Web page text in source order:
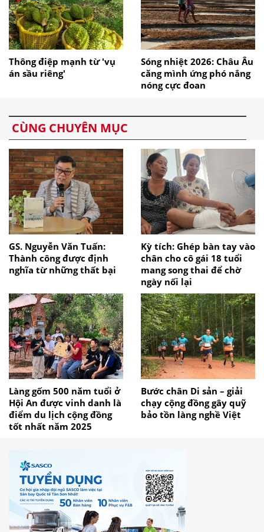
Thông điệp mạnh từ 'vụ
án sầu riêng'
Sóng nhiệt 2026: Châu Âu
căng mình ứng phó nắng
nóng cực đoan
CÙNG CHUYÊN MỤC
GS. Nguyễn Văn Tuấn:
Thành công được định
nghĩa từ những thất bại
Kỳ tích: Ghép bàn tay vào
chân cho cô gái 18 tuổi
mang song thai để chờ
ngày nối lại
Làng gốm 500 năm tuổi ở
Hội An được vinh danh là
điểm du lịch cộng đồng
tốt nhất năm 2025
Bước chân Di sản – giải
chạy cộng đồng gây quỹ
bảo tồn làng nghề Việt